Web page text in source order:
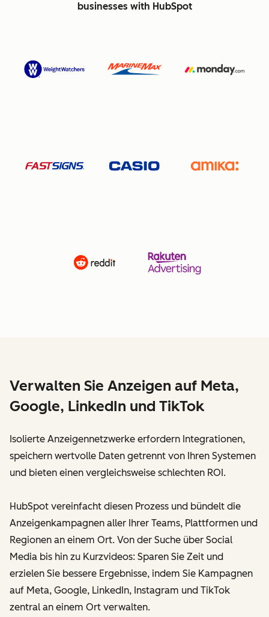
businesses with HubSpot
Verwalten Sie Anzeigen auf Meta,
Google, LinkedIn und TikTok
Isolierte Anzeigennetzwerke erfordern Integrationen,
speichern wertvolle Daten getrennt von Ihren Systemen
und bieten einen vergleichsweise schlechten ROI.
HubSpot vereinfacht diesen Prozess und bündelt die
Anzeigenkampagnen aller Ihrer Teams, Plattformen und
Regionen an einem Ort. Von der Suche über Social
Media bis hin zu Kurzvideos: Sparen Sie Zeit und
erzielen Sie bessere Ergebnisse, indem Sie Kampagnen
auf Meta, Google, LinkedIn, Instagram und TikTok
zentral an einem Ort verwalten.